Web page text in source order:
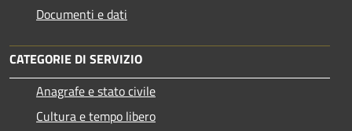
Documenti e dati
CATEGORIE DI SERVIZIO
Anagrafe e stato civile
Cultura e tempo libero